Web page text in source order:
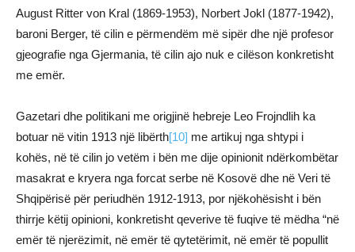
August Ritter von Kral (1869-1953), Norbert Jokl (1877-1942),
baroni Berger, të cilin e përmendëm më sipër dhe një profesor
gjeografie nga Gjermania, të cilin ajo nuk e cilëson konkretisht
me emër.
Gazetari dhe politikani me origjinë hebreje Leo Frojndlih ka
botuar në vitin 1913 një libërth[10] me artikuj nga shtypi i
kohës, në të cilin jo vetëm i bën me dije opinionit ndërkombëtar
masakrat e kryera nga forcat serbe në Kosovë dhe në Veri të
Shqipërisë për periudhën 1912-1913, por njëkohësisht i bën
thirrje këtij opinioni, konkretisht qeverive të fuqive të mëdha “në
emër të njerëzimit, në emër të qytetërimit, në emër të popullit